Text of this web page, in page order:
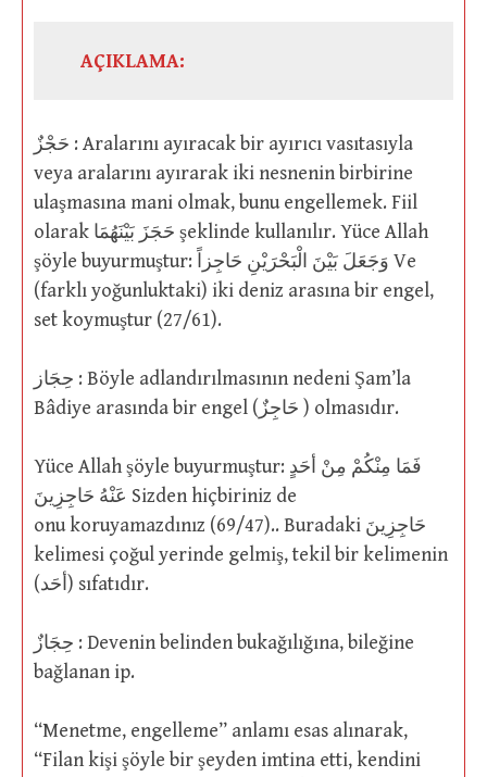
AÇIKLAMA:
حَجْزٌ : Aralarını ayıracak bir ayırıcı vasıtasıyla
veya aralarını ayırarak iki nesnenin birbirine
ulaşmasına mani olmak, bunu engellemek. Fiil
olarak حَجَزَ بَيْنَهُمَا şeklinde kullanılır. Yüce Allah
şöyle buyurmuştur: وَجَعَلَ بَيْنَ الْبَحْرَيْنِ حَاجِزاً Ve
(farklı yoğunluktaki) iki deniz arasına bir engel,
set koymuştur (27/61).
حِجَاز : Böyle adlandırılmasının nedeni Şam’la
Bâdiye arasında bir engel (حَاجِزٌ ) olmasıdır.
Yüce Allah şöyle buyurmuştur: فَمَا مِنْكُمْ مِنْ أحَدٍ
عَنْهُ حَاجِزِينَ Sizden hiçbiriniz de
onu koruyamazdınız (69/47).. Buradaki حَاجِزِينَ
kelimesi çoğul yerinde gelmiş, tekil bir kelimenin
(أحَد) sıfatıdır.
حِجَازٌ : Devenin belinden bukağılığına, bileğine
bağlanan ip.
“Menetme, engelleme” anlamı esas alınarak,
“Filan kişi şöyle bir şeyden imtina etti, kendini